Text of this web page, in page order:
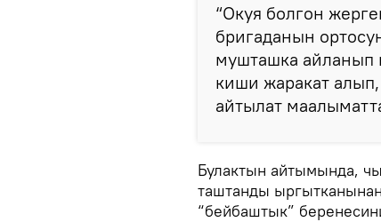
“Окуя болгон
бригаданын
мушташка айланып
киши жаракат
айтылат
Булактын айтымында,
таштанды
“бейбаштык”